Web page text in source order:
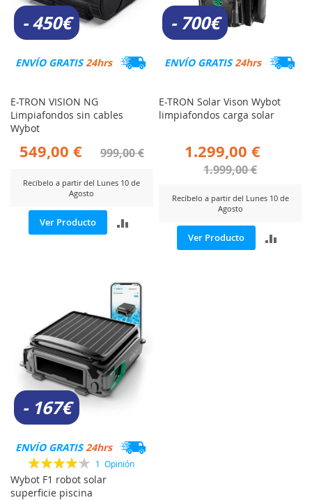
- 450€
ENVÍO GRATIS24hrs
E-TRON VISION NG
Limpiafondos sin cables
Wybot
549,00 € 999,00 €
Recíbelo a partir del Lunes 10 de
Agosto
Ver Producto
- 700€
ENVÍO GRATIS24hrs
E-TRON Solar Vison Wybot
limpiafondos carga solar
1.299,00 €
1.999,00 €
Recíbelo a partir del Lunes 10 de
Agosto
Ver Producto
- 167€
ENVÍO GRATIS24hrs
Valoración:
80%
1Opinión
Wybot F1 robot solar
superficie piscina